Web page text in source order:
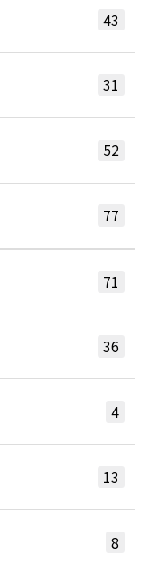
43
31
52
77
71
36
4
13
8